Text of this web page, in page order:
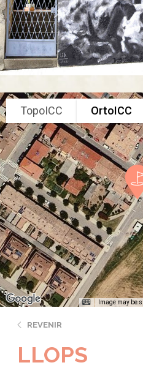
TopoICC OrtoICC
Image may be
REVENIR
LLOPS